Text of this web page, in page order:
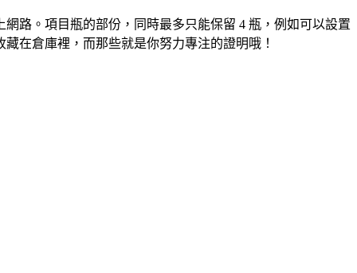
路。項目瓶的部份，同時最多只能保留 4 瓶，例如可以設置
在倉庫裡，而那些就是你努力專注的證明哦！